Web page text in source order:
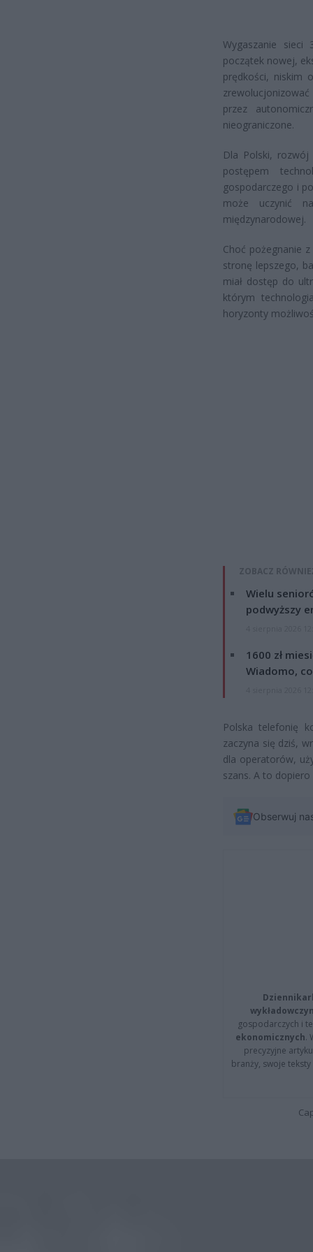
Wygaszanie
początek nowej,
prędkości, niskim
przez
nieograniczone.
Dla Polski,
postępem
gospodarczego i
może uczynić
międzynarodowej.
Choć pożegnanie
stronę lepszego,
miał dostęp do
którym
horyzonty
ZOBACZ
Wielu
podwyższy
1600 zł
Wiadomo,
Polska telefonię
zaczyna się dziś,
dla operatorów,
szans. A to
Obserwuj
gospodarczych i
ekonomicznych.
precyzyjne
branży, swoje